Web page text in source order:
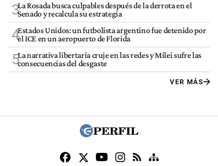
3La Rosada busca culpables después de la derrota en el
Senado y recalcula su estrategia
4Estados Unidos: un futbolista argentino fue detenido por
el ICE en un aeropuerto de Florida
5La narrativa libertaria cruje en las redes y Milei sufre las
consecuencias del desgaste
VER MÁS